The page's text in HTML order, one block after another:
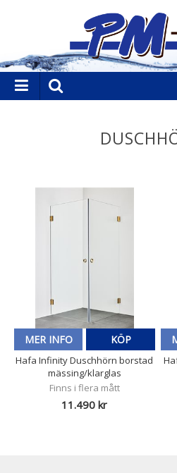
MER INFO KÖP
Hafa Infinity Duschhörn borstad
mässing/klarglas
Finns i flera mått
11.490 kr